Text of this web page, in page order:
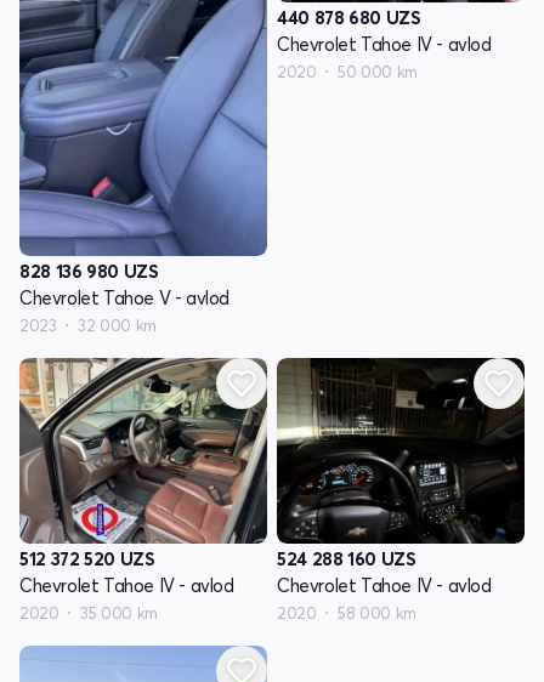
828 136 980 UZS
Chevrolet Tahoe V - avlod
2023 32 000 km
440 878 680 UZS
Chevrolet Tahoe IV - avlod
2020 50 000 km
512 372 520 UZS
Chevrolet Tahoe IV - avlod
2020 35 000 km
524 288 160 UZS
Chevrolet Tahoe IV - avlod
2020 58 000 km